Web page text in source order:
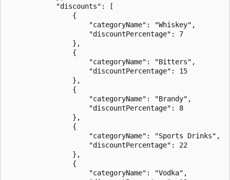
            "discounts": [
                {
                    "categoryName": "Whiskey",
                    "discountPercentage": 7
                },
                {
                    "categoryName": "Bitters",
                    "discountPercentage": 15
                },
                {
                    "categoryName": "Brandy",
                    "discountPercentage": 8
                },
                {
                    "categoryName": "Sports Drinks",
                    "discountPercentage": 22
                },
                {
                    "categoryName": "Vodka",